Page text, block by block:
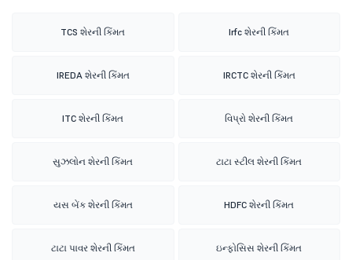
TCS શેરની કિંમત Irfc શેરની કિંમત
IREDA શેરની કિંમત IRCTC શેરની કિંમત
ITC શેરની કિંમત વિપ્રો શેરની કિંમત
સુઝલોન શેરની કિંમત ટાટા સ્ટીલ શેરની કિંમત
યસ બેંક શેરની કિંમત HDFC શેરની કિંમત
ટાટા પાવર શેરની કિંમત ઇન્ફોસિસ શેરની કિંમત